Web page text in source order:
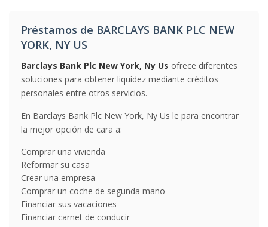
Préstamos de BARCLAYS BANK PLC NEW
YORK, NY US
Barclays Bank Plc New York, Ny Us ofrece diferentes
soluciones para obtener liquidez mediante créditos
personales entre otros servicios.
En Barclays Bank Plc New York, Ny Us le para encontrar
la mejor opción de cara a:
Comprar una vivienda
Reformar su casa
Crear una empresa
Comprar un coche de segunda mano
Financiar sus vacaciones
Financiar carnet de conducir